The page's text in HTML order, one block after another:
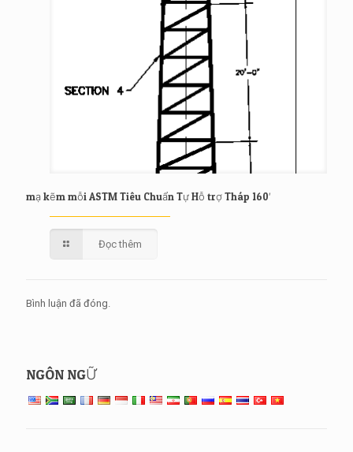
mạ kẽm mỗi ASTM Tiêu Chuẩn Tự Hỗ trợ Tháp 160′
Đọc thêm
Bình luận đã đóng.
NGÔN NGỮ